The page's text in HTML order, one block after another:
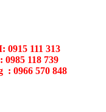
0915 111 313
118 739
: 0966 570 848